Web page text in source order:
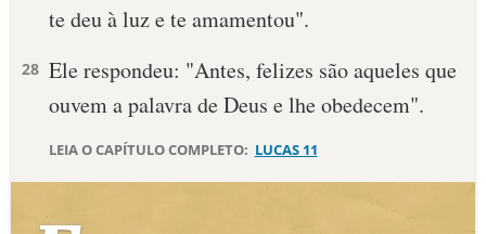
DEVOCIONAL DIÁRIO
10 MANDAMENTOS
te deu à luz e te amamentou".
28 Ele respondeu: "Antes, felizes são aqueles que
ouvem a palavra de Deus e lhe obedecem".
LEIA O CAPÍTULO COMPLETO: LUCAS 11